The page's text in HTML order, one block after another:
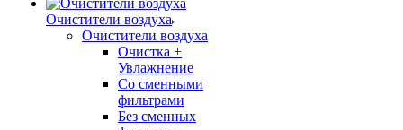
Очистители воздуха
Очистители воздуха
Очистка +
Увлажнение
Cо сменными
фильтрами
Без сменных